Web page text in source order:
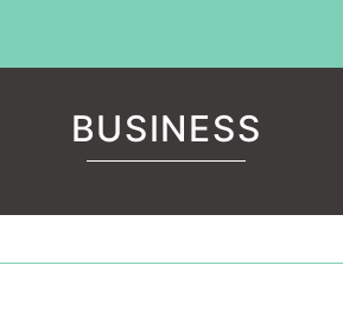
BUSINESS